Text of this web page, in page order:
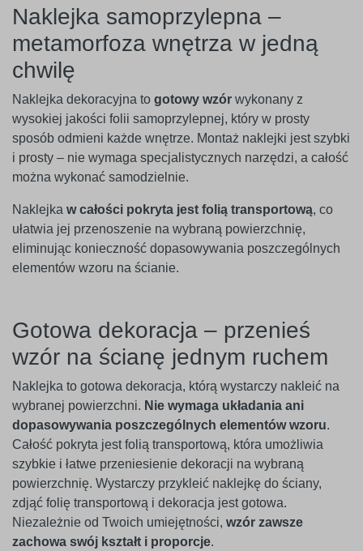
Naklejka samoprzylepna –
metamorfoza wnętrza w jedną
chwilę
Naklejka dekoracyjna to gotowy wzór wykonany z
wysokiej jakości folii samoprzylepnej, który w prosty
sposób odmieni każde wnętrze. Montaż naklejki jest szybki
i prosty – nie wymaga specjalistycznych narzędzi, a całość
można wykonać samodzielnie.
Naklejka w całości pokryta jest folią transportową, co
ułatwia jej przenoszenie na wybraną powierzchnię,
eliminując konieczność dopasowywania poszczególnych
elementów wzoru na ścianie.
Gotowa dekoracja – przenieś
wzór na ścianę jednym ruchem
Naklejka to gotowa dekoracja, którą wystarczy nakleić na
wybranej powierzchni. Nie wymaga układania ani
dopasowywania poszczególnych elementów wzoru.
Całość pokryta jest folią transportową, która umożliwia
szybkie i łatwe przeniesienie dekoracji na wybraną
powierzchnię. Wystarczy przykleić naklejkę do ściany,
zdjąć folię transportową i dekoracja jest gotowa.
Niezależnie od Twoich umiejętności, wzór zawsze
zachowa swój kształt i proporcje.